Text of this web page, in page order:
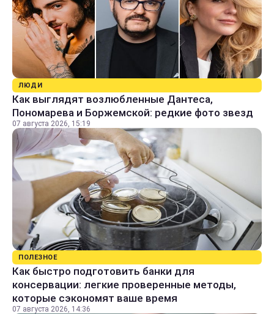
ЛЮДИ
Как выглядят возлюбленные Дантеса,
Пономарева и Боржемской: редкие фото звезд
07 августа 2026, 15:19
ПОЛЕЗНОЕ
Как быстро подготовить банки для
консервации: легкие проверенные методы,
которые сэкономят ваше время
07 августа 2026, 14:36